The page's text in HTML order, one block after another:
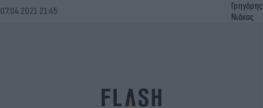
07.04.2021 21:45
Γρηγόρης
Νιάκας